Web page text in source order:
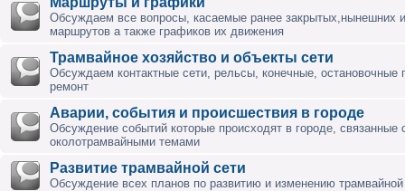
Обсуждаем все вопросы, касаемые ранее закрытых,нынешних
маршрутов а также графиков их движения
Трамвайное хозяйство и объекты сети
Обсуждаем контактные сети, рельсы, конечные, остановочные
ремонт
Аварии, события и происшествия в городе
Обсуждение событий которые происходят в городе, связанные
околотрамвайными темами
Развитие трамвайной сети
Обсуждение всех планов по развитию и изменению трамвайной